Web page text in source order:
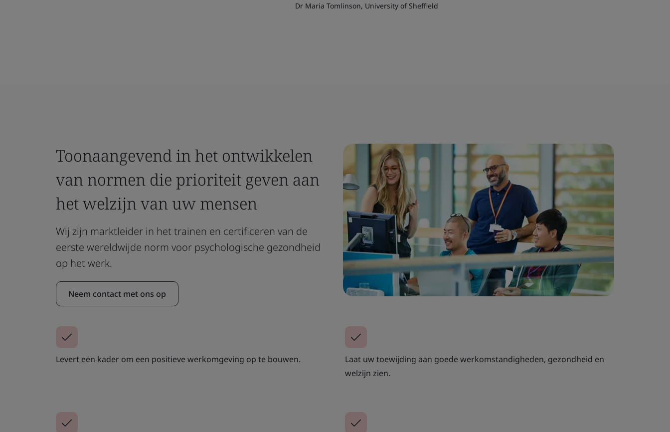
Dr Maria Tomlinson, University of Sheffield
Toonaangevend in het ontwikkelen
van normen die prioriteit geven aan
het welzijn van uw mensen
Wij zijn marktleider in het trainen en certificeren van de
eerste wereldwijde norm voor psychologische gezondheid
op het werk.
Neem contact met ons op
Levert een kader om een positieve werkomgeving op te bouwen.
Laat uw toewijding aan goede werkomstandigheden, gezondheid en
welzijn zien.